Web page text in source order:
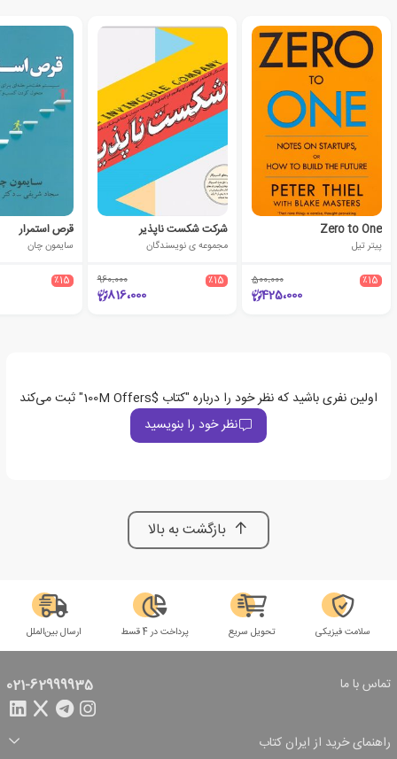
Zero to One
پیتر تیل
٪15 500،000
425،000
شرکت شکست ناپذیر
مجموعه ی نویسندگان
٪15 960،000
816،000
قرص استمرار
سایمون چان
٪15
اولین نفری باشید که نظر خود را درباره "کتاب $100M Offers" ثبت می‌کند
نظر خود را بنویسید
بازگشت به بالا
سلامت فیزیکی تحویل سریع پرداخت در 4 قسط ارسال بین‌الملل
تماس با ما 021-62999935
راهنمای خرید از ایران کتاب